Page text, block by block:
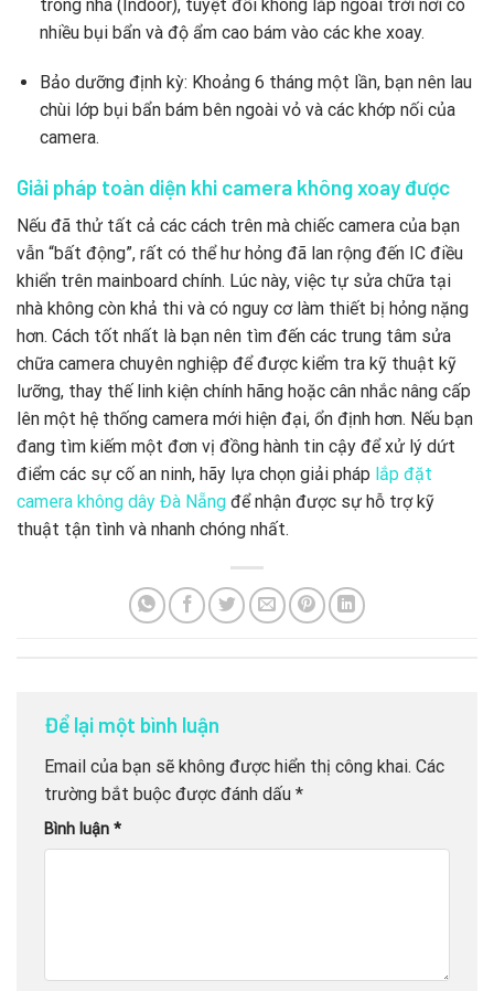
trong nhà (Indoor), tuyệt đối không lắp ngoài trời nơi có
nhiều bụi bẩn và độ ẩm cao bám vào các khe xoay.
Bảo dưỡng định kỳ: Khoảng 6 tháng một lần, bạn nên lau
chùi lớp bụi bẩn bám bên ngoài vỏ và các khớp nối của
camera.
Giải pháp toàn diện khi camera không xoay được
Nếu đã thử tất cả các cách trên mà chiếc camera của bạn
vẫn “bất động”, rất có thể hư hỏng đã lan rộng đến IC điều
khiển trên mainboard chính. Lúc này, việc tự sửa chữa tại
nhà không còn khả thi và có nguy cơ làm thiết bị hỏng nặng
hơn. Cách tốt nhất là bạn nên tìm đến các trung tâm sửa
chữa camera chuyên nghiệp để được kiểm tra kỹ thuật kỹ
lưỡng, thay thế linh kiện chính hãng hoặc cân nhắc nâng cấp
lên một hệ thống camera mới hiện đại, ổn định hơn. Nếu bạn
đang tìm kiếm một đơn vị đồng hành tin cậy để xử lý dứt
điểm các sự cố an ninh, hãy lựa chọn giải pháp lắp đặt
camera không dây Đà Nẵng để nhận được sự hỗ trợ kỹ
thuật tận tình và nhanh chóng nhất.
Để lại một bình luận
Email của bạn sẽ không được hiển thị công khai. Các
trường bắt buộc được đánh dấu *
Bình luận *